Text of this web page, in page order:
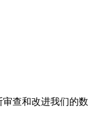
查和改进我们的数